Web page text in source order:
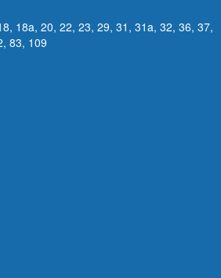
, 18a, 20, 22, 23, 29, 31 , 31a, 32, 36, 37,
, 83, 109